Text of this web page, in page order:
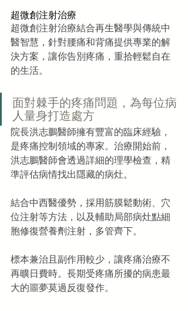
超微創注射治療
超微創注射治療結合再生醫學與傳統中
醫智慧，針對腰痛和背痛提供專業的解
決方案，讓你告別疼痛，重拾輕鬆自在
的生活。
面對棘手的疼痛問題，為每位病
人量身打造處方
院長洪志鵬醫師擁有豐富的臨床經驗，
是疼痛控制領域的專家。治療開始前，
洪志鵬醫師會透過詳細的理學檢查，精
準評估病情找出隱藏的病灶。
結合中西醫優勢，採用筋膜鬆動術、穴
位注射等方法，以及輔助局部病灶點細
胞修復營養劑注射，多管齊下。
標本兼治且副作用較少，讓疼痛治療不
再曠日費時。長期受疼痛所擾的病患最
大的噩夢莫過反復發作。